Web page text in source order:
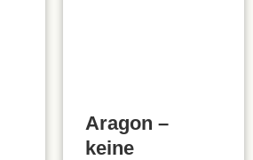
Aragon –
keine